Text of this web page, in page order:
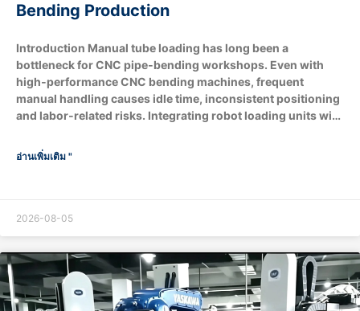
Bending Production
Introduction Manual tube loading has long been a
bottleneck for CNC pipe‑bending workshops. Even with
high‑performance CNC bending machines, frequent
manual handling causes idle time, inconsistent positioning
and labor‑related risks. Integrating robot loading units with
quality, workplace safety and overall operational cost.
belts, downstream end‑processing stations for flaring,
chamfering and boring. How does robot loading boost
production throughput? A: Does robotic loading improve
bending quality & consistency? A: Yes.Human‑operated
loading introduces variable positioning offsets, scratches,
…
อ่านเพิ่มเติม "
2026-08-05